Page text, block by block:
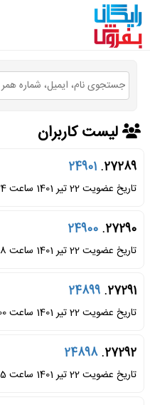
لیست کاربران
27289.
24901
تاریخ عضویت 22 تیر 1401 ساعت 05:59:24
27290.
24900
تاریخ عضویت 22 تیر 1401 ساعت 05:55:08
27291.
24899
تاریخ عضویت 22 تیر 1401 ساعت 05:34:00
27292.
24898
تاریخ عضویت 22 تیر 1401 ساعت 05:30:15